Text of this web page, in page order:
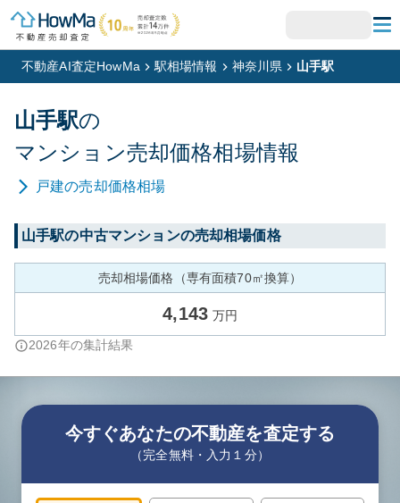
不動産AI査定HowMa 駅相場情報 神奈川県 山手駅
山手駅の
マンション売却価格相場情報
戸建の売却価格相場
山手駅の中古マンションの売却相場価格
売却相場価格（専有面積70㎡換算）
4,143 万円
2026年の集計結果
今すぐあなたの不動産を査定する
（完全無料・入力１分）